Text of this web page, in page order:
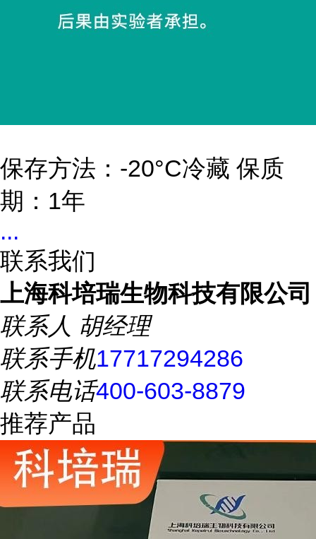
保存方法：-20°C冷藏 保质
期：1年
...
联系我们
上海科培瑞生物科技有限公司
联系人 胡经理
联系手机17717294286
联系电话400-603-8879
推荐产品